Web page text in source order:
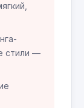
стили —